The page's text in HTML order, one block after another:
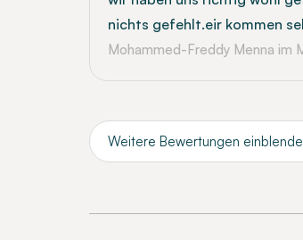
nichts gefehlt.eir kommen
Mohammed-Freddy Menna im
Weitere Bewertungen